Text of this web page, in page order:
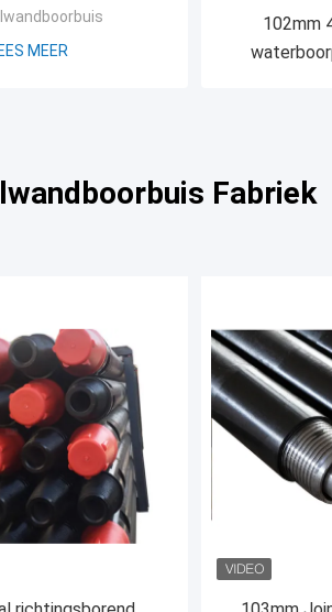
gebruikt
MEER
102mm
Fabriek